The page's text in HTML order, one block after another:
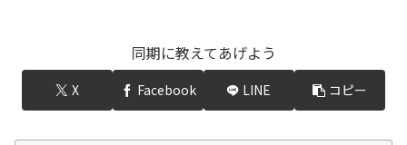
同期に教えてあげよう
X Facebook LINE コピー